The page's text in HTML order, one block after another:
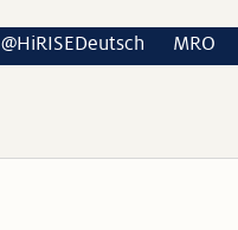
@HiRISEDeutsch MRO